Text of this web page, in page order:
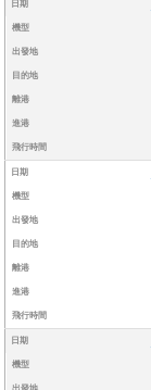
日期
機型
出發地
目的地
離港
進港
飛行時間
日期
機型
出發地
目的地
離港
進港
飛行時間
日期
機型